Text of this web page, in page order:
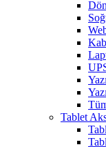
Tablet